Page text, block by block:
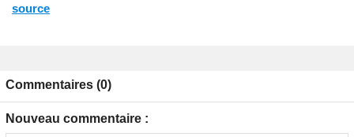
source
Commentaires (0)
Nouveau commentaire :